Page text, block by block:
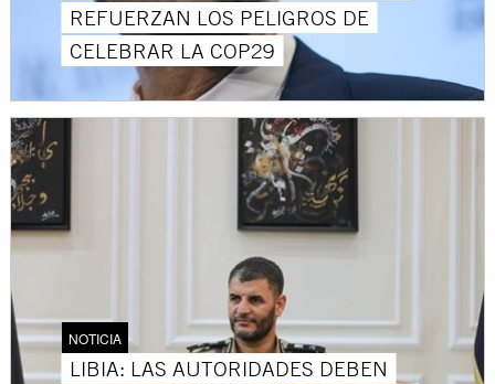
REFUERZAN LOS PELIGROS DE
CELEBRAR LA COP29
NOTICIA
LIBIA: LAS AUTORIDADES DEBEN